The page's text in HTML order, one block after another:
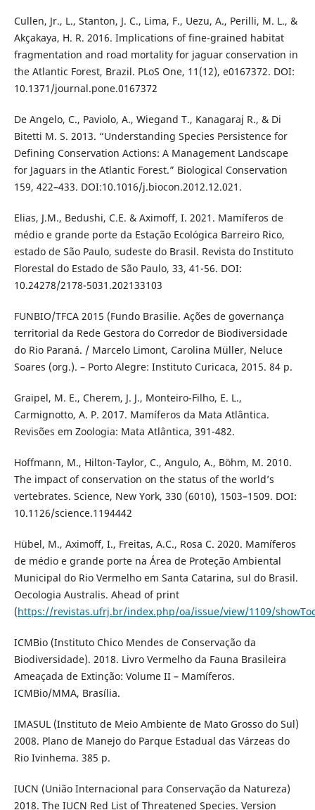
Cullen, Jr., L., Stanton, J. C., Lima, F., Uezu, A., Perilli, M. L., &
Akçakaya, H. R. 2016. Implications of fine-grained habitat
fragmentation and road mortality for jaguar conservation in
the Atlantic Forest, Brazil. PLoS One, 11(12), e0167372. DOI:
10.1371/journal.pone.0167372
De Angelo, C., Paviolo, A., Wiegand T., Kanagaraj R., & Di
Bitetti M. S. 2013. “Understanding Species Persistence for
Defining Conservation Actions: A Management Landscape
for Jaguars in the Atlantic Forest.” Biological Conservation
159, 422–433. DOI:10.1016/j.biocon.2012.12.021.
Elias, J.M., Bedushi, C.E. & Aximoff, I. 2021. Mamíferos de
médio e grande porte da Estação Ecológica Barreiro Rico,
estado de São Paulo, sudeste do Brasil. Revista do Instituto
Florestal do Estado de São Paulo, 33, 41-56. DOI:
10.24278/2178-5031.202133103
FUNBIO/TFCA 2015 (Fundo Brasilie. Ações de governança
territorial da Rede Gestora do Corredor de Biodiversidade
do Rio Paraná. / Marcelo Limont, Carolina Müller, Neluce
Soares (org.). – Porto Alegre: Instituto Curicaca, 2015. 84 p.
Graipel, M. E., Cherem, J. J., Monteiro-Filho, E. L.,
Carmignotto, A. P. 2017. Mamíferos da Mata Atlântica.
Revisões em Zoologia: Mata Atlântica, 391-482.
Hoffmann, M., Hilton-Taylor, C., Angulo, A., Böhm, M. 2010.
The impact of conservation on the status of the world’s
vertebrates. Science, New York, 330 (6010), 1503–1509. DOI:
10.1126/science.1194442
Hübel, M., Aximoff, I., Freitas, A.C., Rosa C. 2020. Mamíferos
de médio e grande porte na Área de Proteção Ambiental
Municipal do Rio Vermelho em Santa Catarina, sul do Brasil.
Oecologia Australis. Ahead of print
(https://revistas.ufrj.br/index.php/oa/issue/view/1109/
ICMBio (Instituto Chico Mendes de Conservação da
Biodiversidade). 2018. Livro Vermelho da Fauna Brasileira
Ameaçada de Extinção: Volume II – Mamíferos.
ICMBio/MMA, Brasília.
IMASUL (Instituto de Meio Ambiente de Mato Grosso do Sul)
2008. Plano de Manejo do Parque Estadual das Várzeas do
Rio Ivinhema. 385 p.
IUCN (União Internacional para Conservação da Natureza)
2018. The IUCN Red List of Threatened Species. Version